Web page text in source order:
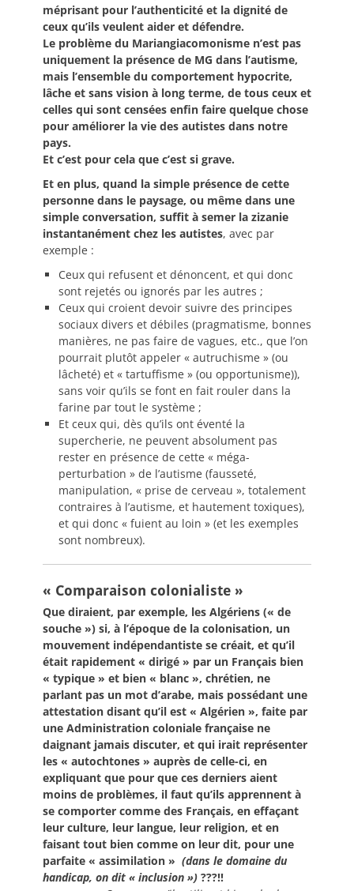
méprisant pour l’authenticité et la dignité de
ceux qu’ils veulent aider et défendre.
Le problème du Mariangiacomonisme n’est pas
uniquement la présence de MG dans l’autisme,
mais l’ensemble du comportement hypocrite,
lâche et sans vision à long terme, de tous ceux et
celles qui sont censées enfin faire quelque chose
pour améliorer la vie des autistes dans notre
pays.
Et c’est pour cela que c’est si grave.
Et en plus, quand la simple présence de cette
personne dans le paysage, ou même dans une
simple conversation, suffit à semer la zizanie
instantanément chez les autistes, avec par
exemple :
Ceux qui refusent et dénoncent, et qui donc
sont rejetés ou ignorés par les autres ;
Ceux qui croient devoir suivre des principes
sociaux divers et débiles (pragmatisme, bonnes
manières, ne pas faire de vagues, etc., que l’on
pourrait plutôt appeler « autruchisme » (ou
lâcheté) et « tartuffisme » (ou opportunisme)),
sans voir qu’ils se font en fait rouler dans la
farine par tout le système ;
Et ceux qui, dès qu’ils ont éventé la
supercherie, ne peuvent absolument pas
rester en présence de cette « méga-
perturbation » de l’autisme (fausseté,
manipulation, « prise de cerveau », totalement
contraires à l’autisme, et hautement toxiques),
et qui donc « fuient au loin » (et les exemples
sont nombreux).
« Comparaison colonialiste »
Que diraient, par exemple, les Algériens (« de
souche ») si, à l’époque de la colonisation, un
mouvement indépendantiste se créait, et qu’il
était rapidement « dirigé » par un Français bien
« typique » et bien « blanc », chrétien, ne
parlant pas un mot d’arabe, mais possédant une
attestation disant qu’il est « Algérien », faite par
une Administration coloniale française ne
daignant jamais discuter, et qui irait représenter
les « autochtones » auprès de celle-ci, en
expliquant que pour que ces derniers aient
moins de problèmes, il faut qu’ils apprennent à
se comporter comme des Français, en effaçant
leur culture, leur langue, leur religion, et en
faisant tout bien comme on leur dit, pour une
parfaite « assimilation » (dans le domaine du
handicap, on dit « inclusion ») ???!!